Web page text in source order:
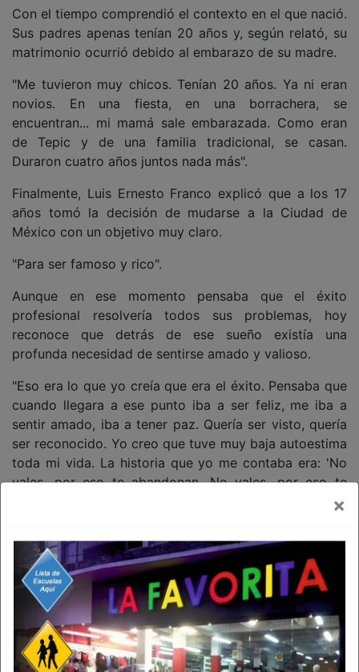
×
Con el tiempo comprendió el contexto en el que nació.
Sus padres apenas tenían 20 años y, según relató, su
matrimonio ocurrió debido al embarazo de su madre.
"Me tuvieron muy chicos. Tenían 20 años. Ya ni eran
novios. En una fiesta, en una borrachera, se
encuentran... mi mamá sale embarazada. Como eran
de Tepic y de una familia tradicional, se casan.
Duraron cuatro años juntos nada más".
Finalmente, Luis Ernesto Franco explicó que a los 17
años tomó la decisión de mudarse a la Ciudad de
México con un objetivo muy claro.
"Para ser famoso y rico".
Aunque en ese momento pensaba que el éxito
profesional resolvería todos sus problemas, hoy
reconoce que detrás de ese sueño existía una
profunda necesidad de sentirse amado y valioso.
"Eso era lo que yo creía que era el éxito. Pensaba que
cuando llegara a ese punto iba a ser feliz, me iba a
sentir amado, iba a tener paz. Quería ser visto, quería
ser reconocido. Yo creo que tuve muy baja autoestima
toda mi vida. La historia que yo me contaba era: 'No
vales, por eso te abandonan. No vales, por eso te
Franco aseguró que con el paso de los años logró
perdonar a sus padres y comprender las
circunstancias que enfrentaban cuando nació. El actor
afirmó que hacer las paces con ellos antes de su
fallecimiento le permitió dejar atrás el resentimiento y
entender que el abandono que sintió en su infancia no
definía su valor como persona, una reflexión que hoy